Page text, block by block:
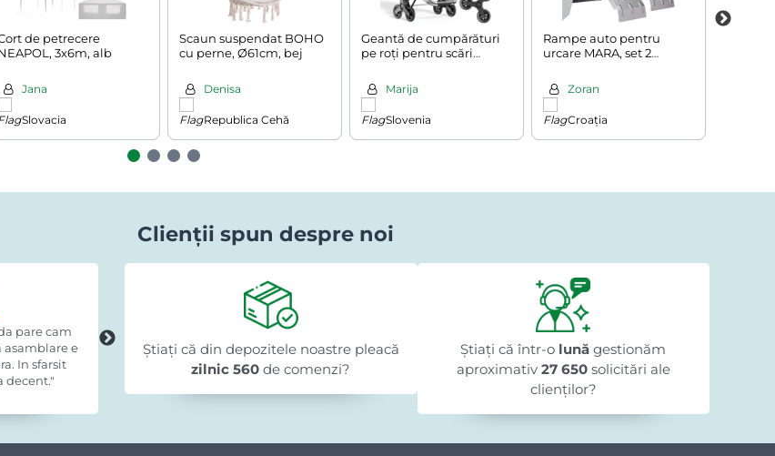
de petrecere
3x6m, alb
Jana
Slovacia
Scaun suspendat BOHO
cu perne, Ø61cm, bej
Denisa
Republica Cehă
Geantă de cumpărături
pe roți pentru scări
Marija
Slovenia
Rampe auto pentru
urcare MARA, set 2
argintieZoran
Croația
Clienții spun despre noi
pare cam
asamblare e
In sfarsit
decent."
Romi Lazuran
acum 15 ore
★★★★★
★★★★★
★★★★★
"Recomand cu încredere, am fost foarte
mulțumit."
Iliuta Pologea
acum 1 zi
★★★★★
★★★★★
★★★★★
"Sunt foarte mulțumit."
Știați că din depozitele noastre pleacă
zilnic 560 de comenzi?
Știați că într-o lună gestionăm
aproximativ27 650solicitări ale
clienților?